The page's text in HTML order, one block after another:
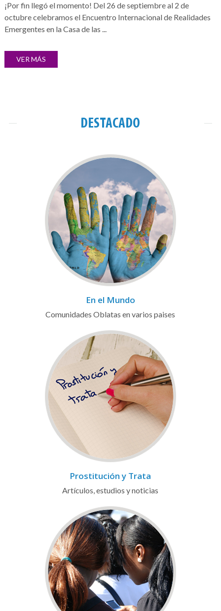
¡Por fin llegó el momento! Del 26 de septiembre al 2 de
octubre celebramos el Encuentro Internacional de Realidades
Emergentes en la Casa de las ...
VER MÁS
DESTACADO
En el Mundo
Comunidades Oblatas en varios paises
Prostitución y Trata
Artículos, estudios y noticias